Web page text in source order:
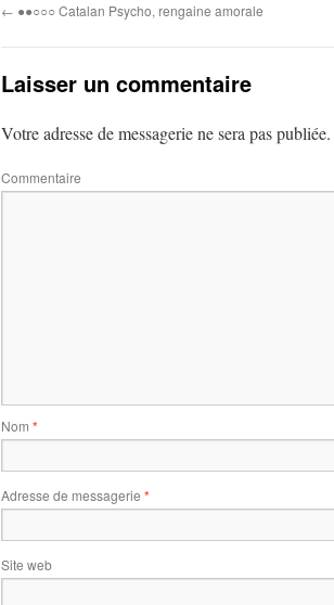
← ●●○○○ Catalan Psycho, rengaine amorale
Laisser un commentaire
Votre adresse de messagerie ne sera pas publiée.
Commentaire
Nom *
Adresse de messagerie *
Site web